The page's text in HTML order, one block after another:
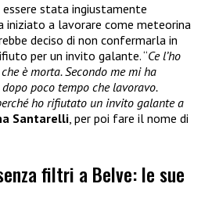
stata ingiustamente
iniziato a lavorare come meteorina
deciso di non confermarla in
per un invito galante. “Ce l’ho
è morta. Secondo me mi ha
poco tempo che lavoravo.
ho rifiutato un invito galante a
Santarelli, per poi fare il nome di
filtri a Belve: le sue